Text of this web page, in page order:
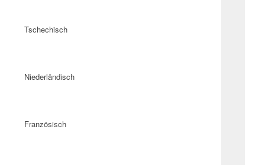
Tschechisch
Niederländisch
Französisch